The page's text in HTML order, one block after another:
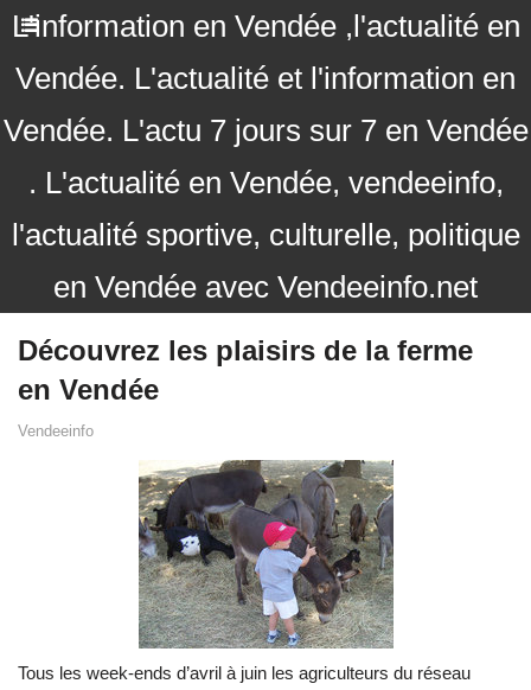
L'information en Vendée ,l'actualité en
Vendée. L'actualité et l'information en
Vendée. L'actu 7 jours sur 7 en Vendée
. L'actualité en Vendée, vendeeinfo,
l'actualité sportive, culturelle, politique
en Vendée avec Vendeeinfo.net
Découvrez les plaisirs de la ferme
en Vendée
Vendeeinfo
Tous les week-ends d’avril à juin les agriculteurs du réseau